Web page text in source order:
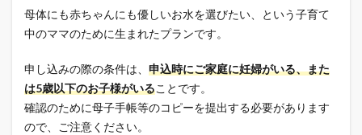
母体にも赤ちゃんにも優しいお水を選びたい、という子育て
中のママのために生まれたプランです。
申し込みの際の条件は、 申込時にご家庭に妊婦がいる、また
は5歳以下のお子様がいることです。
確認のために母子手帳等のコピーを提出する必要があります
ので、ご注意ください。